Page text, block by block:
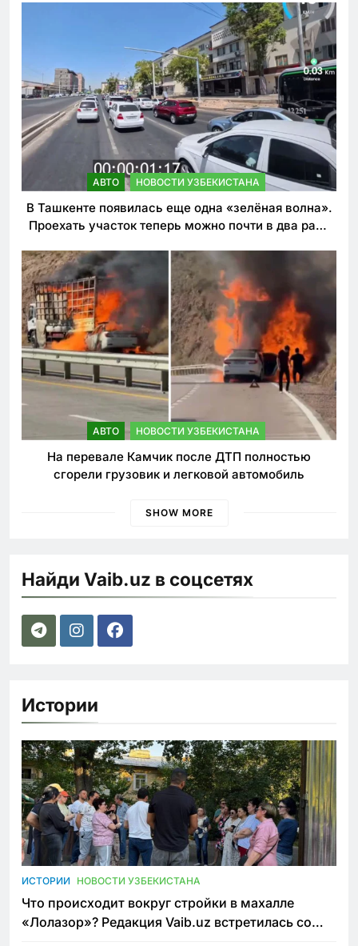
АВТО НОВОСТИ УЗБЕКИСТАНА
В Ташкенте появилась еще одна «зелёная волна».
Проехать участок теперь можно почти в два раза
АВТО НОВОСТИ УЗБЕКИСТАНА
На перевале Камчик после ДТП полностью
сгорели грузовик и легковой автомобиль
SHOW MORE
Найди Vaib.uz в соцсетях
Истории
ИСТОРИИ НОВОСТИ УЗБЕКИСТАНА
Что происходит вокруг стройки в махалле
«Лолазор»? Редакция Vaib.uz встретилась со